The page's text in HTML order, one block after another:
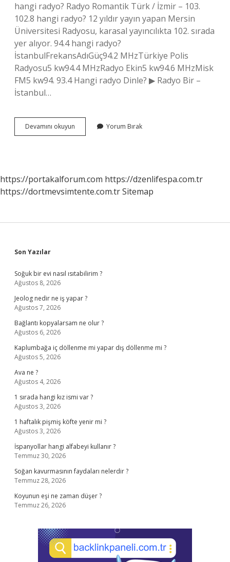
hangi radyo? Radyo Romantik Türk / İzmir – 103.
102.8 hangi radyo? 12 yıldır yayın yapan Mersin
Üniversitesi Radyosu, karasal yayıncılıkta 102. sırada
yer alıyor. 94.4 hangi radyo?
İstanbulFrekansAdıGüç94.2 MHzTürkiye Polis
Radyosu5 kw94.4 MHzRadyo Ekin5 kw94.6 MHzMisk
FM5 kw94. 93.4 Hangi radyo Dinle? ▶ Radyo Bir –
İstanbul…
Devamını okuyun
Sanat
Yorum Bırak
https://portakalforum.com https://dzenlifespa.com.tr
https://dortmevsimtente.com.trSitemap
Sidebar
Son Yazılar
Soğuk bir evi nasıl ısıtabilirim ?
Ağustos 8, 2026
Jeolog nedir ne iş yapar ?
Ağustos 7, 2026
Bağlantı kopyalarsam ne olur ?
Ağustos 6, 2026
Kaplumbağa iç döllenme mi yapar dış döllenme mi ?
Ağustos 5, 2026
Ava ne ?
Ağustos 4, 2026
1 sırada hangi kız ismi var ?
Ağustos 3, 2026
1 haftalık pişmiş köfte yenir mi ?
Ağustos 3, 2026
İspanyollar hangi alfabeyi kullanır ?
Temmuz 30, 2026
Soğan kavurmasının faydaları nelerdir ?
Temmuz 28, 2026
Koyunun eşi ne zaman düşer ?
Temmuz 26, 2026